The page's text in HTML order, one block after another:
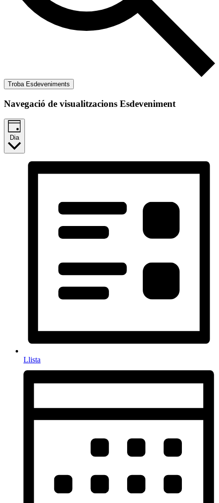
Troba Esdeveniments
Navegació de visualitzacions Esdeveniment
Dia
Llista